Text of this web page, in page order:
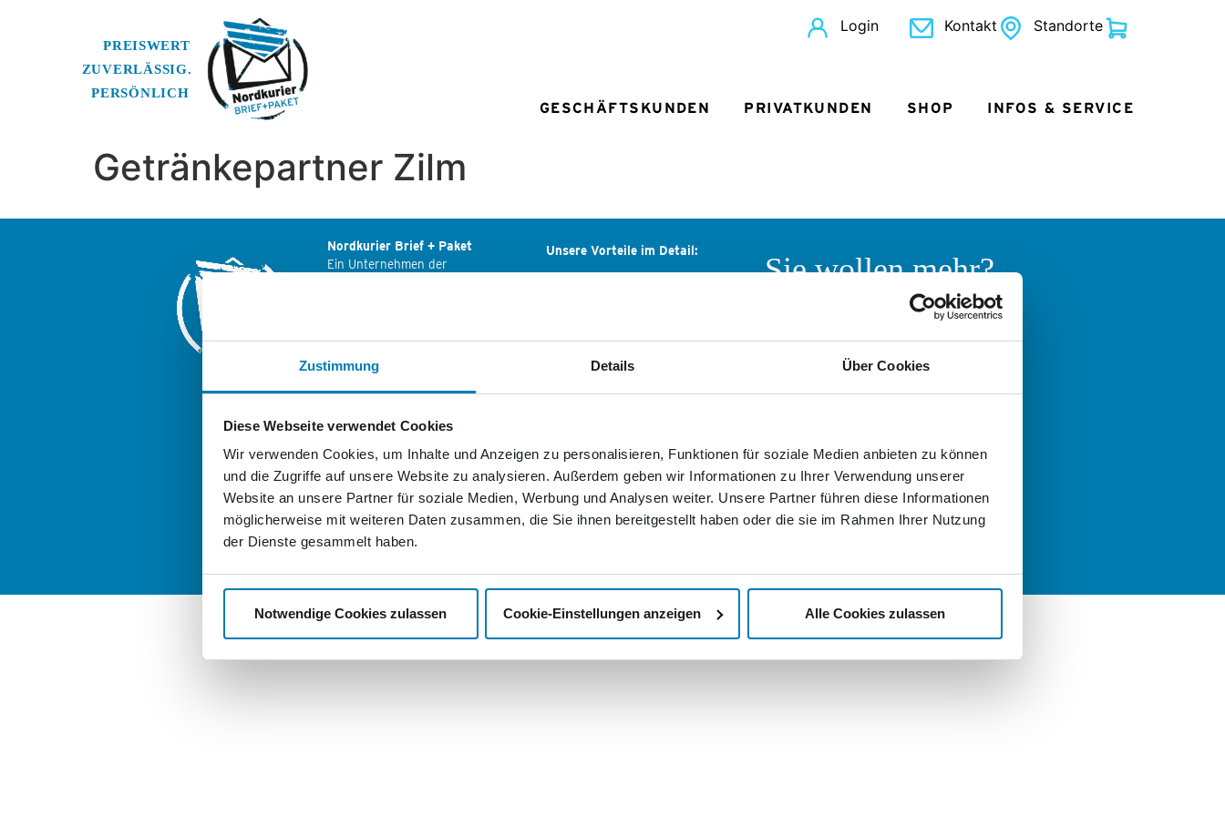
Zustimmung Details Über Cookies
Diese Webseite verwendet Cookies
Wir verwenden Cookies, um Inhalte und Anzeigen zu personalisieren, Funktionen für soziale Medien anbieten zu können
und die Zugriffe auf unsere Website zu analysieren. Außerdem geben wir Informationen zu Ihrer Verwendung unserer
Website an unsere Partner für soziale Medien, Werbung und Analysen weiter. Unsere Partner führen diese Informationen
möglicherweise mit weiteren Daten zusammen, die Sie ihnen bereitgestellt haben oder die sie im Rahmen Ihrer Nutzung
der Dienste gesammelt haben.
Notwendige Cookies zulassen Cookie-Einstellungen anzeigen Alle Cookies zulassen
Login Kontakt Standorte
GESCHÄFTSKUNDEN PRIVATKUNDEN SHOP INFOS & SERVICE
Getränkepartner Zilm
Nordkurier Brief + Paket
Ein Unternehmen der
Weitere Logistik Services
der Nordkurier Mediengruppe:
nordkurier-mediengruppe.de
Unsere Vorteile im Detail:
Rechnung statt Vorkasse
Passgenaue Frankierung
Unsere AGB
Ihr Widerrufsrecht
Datenschutzerklärung
Sie wollen mehr?
Wir helfen gern!
Nordkurier Logistik oder der Nordkurier
persönlich informieren und beraten
>Kontakt